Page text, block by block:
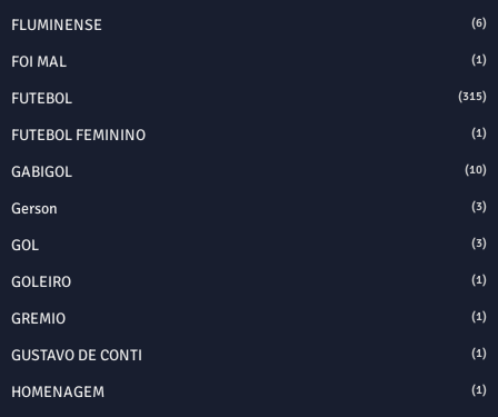
FLUMINENSE (6)
FOI MAL (1)
FUTEBOL (315)
FUTEBOL FEMININO (1)
GABIGOL (10)
Gerson (3)
GOL (3)
GOLEIRO (1)
GREMIO (1)
GUSTAVO DE CONTI (1)
HOMENAGEM (1)